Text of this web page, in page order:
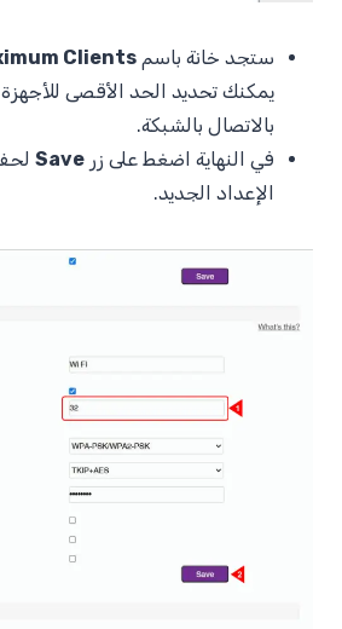
ستجد خانة باسم Clients
يمكنك تحديد الحد الأقصى
بالاتصال بالشبكة.
في النهاية اضغط على زر Save
الإعداد الجديد.